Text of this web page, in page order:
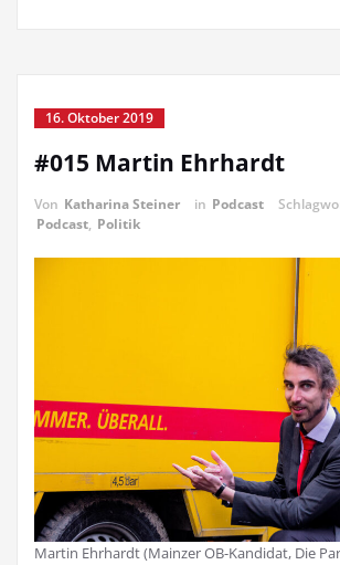
16. Oktober 2019
#015 Martin Ehrhardt
Von Katharina Steiner in Podcast
Podcast, Politik
Martin Ehrhardt (Mainzer OB-Kandidat, Die